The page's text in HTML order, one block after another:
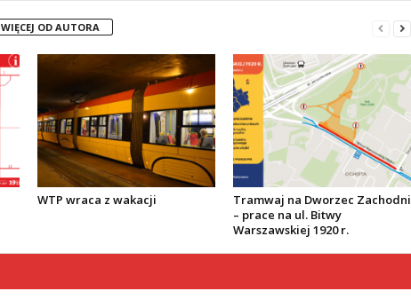
WIĘCEJ OD AUTORA
WTP wraca z wakacji
Tramwaj na Dworzec Zachodni
– prace na ul. Bitwy
Warszawskiej 1920 r.